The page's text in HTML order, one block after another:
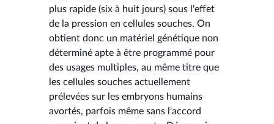
plus rapide (six à huit jours) sous l'effet
de la pression en cellules souches. On
obtient donc un matériel génétique non
déterminé apte à être programmé pour
des usages multiples, au même titre que
les cellules souches actuellement
prélevées sur les embryons humains
avortés, parfois même sans l'accord